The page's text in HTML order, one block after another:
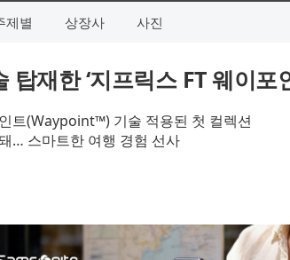
제별 상장사 사진
재한 ‘지프릭스 FT 웨이포
트(Waypoint™) 기술 적용된 첫 컬렉션
… 스마트한 여행 경험 선사